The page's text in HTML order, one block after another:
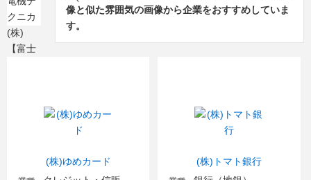
像と似た雰囲気の画像から企業をおすすめしていま
す。
(株)ゆめカード (株)トマト銀行